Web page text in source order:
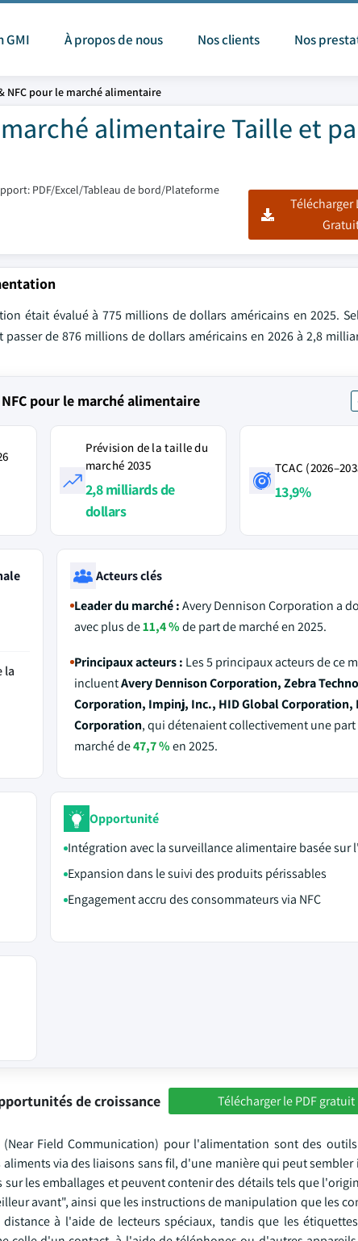
GMI À propos de nous Nos clients Nos
NFC pour le marché alimentaire
alimentaire Taille et
PDF/Excel/Tableau de bord/Plateforme
Télécharger
était évalué à 775 millions de dollars américains en 2025.
de 876 millions de dollars américains en 2026 à 2,8
pour le marché alimentaire
Prévision de la taille du
marché 2035
2,8 milliards de
dollars
TCAC
13,9%
la
Acteurs clés
Leader du marché :Avery Dennison Corporation a
avec plus de11,4 %de part de marché en 2025.
Principaux acteurs : Les 5 principaux acteurs de ce
incluentAvery Dennison Corporation, Zebra
Corporation, Impinj, Inc., HID Global Corporation,
Corporation, qui détenaient collectivement une part
marché de47,7 %en 2025.
Opportunité
Intégration avec la surveillance alimentaire basée sur
Expansion dans le suivi des produits périssables
Engagement accru des consommateurs via NFC
de croissance Télécharger le PDF gratuit
(Near Field Communication) pour l'alimentation sont des
via des liaisons sans fil, d'une manière qui peut sembler
les emballages et peuvent contenir des détails tels que
avant", ainsi que les instructions de manipulation que les
à l'aide de lecteurs spéciaux, tandis que les